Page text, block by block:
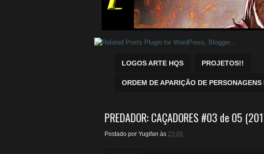
Quadrinhos Marvel e DC para baixar.
LOGOS ARTE HQS PROJETOS!!
ORDEM DE APARIÇÃO DE
PREDADOR: CAÇADORES #03 de 05
Postado por Yugifan às 23:05